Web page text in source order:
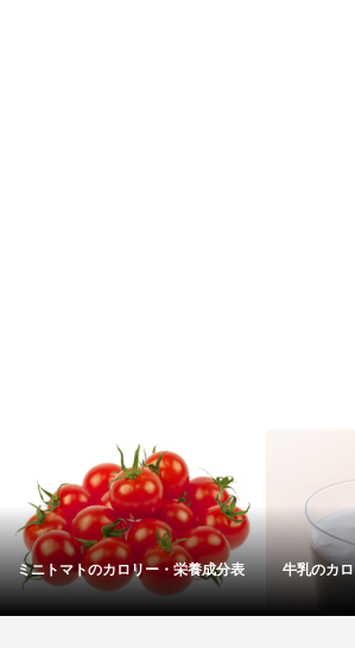
成分表 ゼラチンのカロリー・栄養成分表